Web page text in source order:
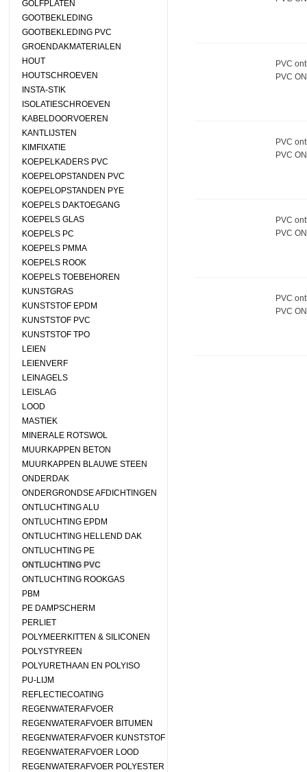
GOLFPLATEN
GOOTBEKLEDING
GOOTBEKLEDING PVC
GROENDAKMATERIALEN
HOUT
HOUTSCHROEVEN
INSTA-STIK
ISOLATIESCHROEVEN
KABELDOORVOEREN
KANTLIJSTEN
KIMFIXATIE
KOEPELKADERS PVC
KOEPELOPSTANDEN PVC
KOEPELOPSTANDEN PYE
KOEPELS DAKTOEGANG
KOEPELS GLAS
KOEPELS PC
KOEPELS PMMA
KOEPELS ROOK
KOEPELS TOEBEHOREN
KUNSTGRAS
KUNSTSTOF EPDM
KUNSTSTOF PVC
KUNSTSTOF TPO
LEIEN
LEIENVERF
LEINAGELS
LEISLAG
LOOD
MASTIEK
MINERALE ROTSWOL
MUURKAPPEN BETON
MUURKAPPEN BLAUWE STEEN
ONDERDAK
ONDERGRONDSE AFDICHTINGEN
ONTLUCHTING ALU
ONTLUCHTING EPDM
ONTLUCHTING HELLEND DAK
ONTLUCHTING PE
ONTLUCHTING PVC
ONTLUCHTING ROOKGAS
PBM
PE DAMPSCHERM
PERLIET
POLYMEERKITTEN & SILICONEN
POLYSTYREEN
POLYURETHAAN EN POLYISO
PU-LIJM
REFLECTIECOATING
REGENWATERAFVOER
REGENWATERAFVOER BITUMEN
REGENWATERAFVOER KUNSTSTOF
REGENWATERAFVOER LOOD
REGENWATERAFVOER POLYESTER
PVC
PVC
PVC
PVC
PVC
PVC
PVC
PVC